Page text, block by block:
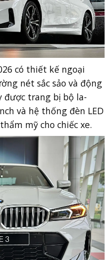
có thiết kế ngoại
nét sắc sảo và động
được trang bị bộ la-
và hệ thống đèn LED
mỹ cho chiếc xe.